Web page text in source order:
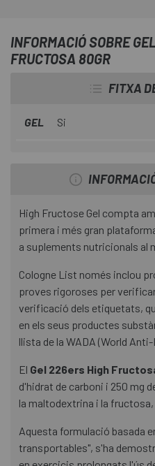
Kcal. A més de 250 mg de
sense gluten i està
INFORMACIÓ SOBRE
FRUCTOSA 80GR
FITXA
GEL Si
High Fructose Gel compta
primera i més gran
a suplements nutricionals al
Cologne List només inclou
proves rigoroses per
verificació dels etiquetats,
en els seus productes
llista de la WADA (World
El Gel 226ers High
d'hidrat de carboni i 250 mg
la maltodextrina i la
Aquesta formulació basada
transportables", s'ha